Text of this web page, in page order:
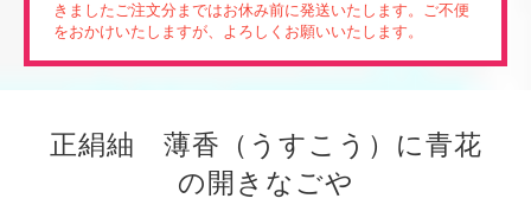
きましたご注文分まではお休み前に発送いたします。ご不便
をおかけいたしますが、よろしくお願いいたします。
正絹紬 薄香（うすこう）に青花
の開きなごや